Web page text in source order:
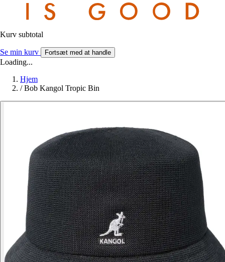
Kurv subtotal
Se min kurv Fortsæt med at handle
Loading...
Hjem
/ Bob Kangol Tropic Bin